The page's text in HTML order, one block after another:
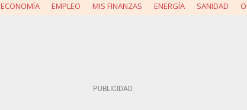
ECONOMÍA EMPLEO MIS FINANZAS ENERGÍA SANIDAD